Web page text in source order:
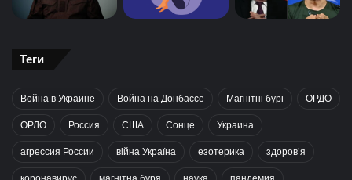
Теги
Война в Украине Война на Донбассе Магнітні бурі ОРДО
ОРЛО Россия США Сонце Украина
агрессия России війна Україна езотерика здоров’я